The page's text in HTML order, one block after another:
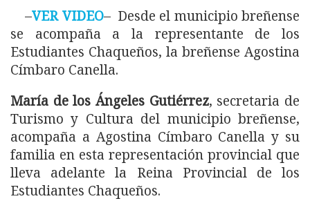
–VER VIDEO– Desde el municipio breñense
se acompaña a la representante de los
Estudiantes Chaqueños, la breñense Agostina
Címbaro Canella.
María de los Ángeles Gutiérrez, secretaria de
Turismo y Cultura del municipio breñense,
acompaña a Agostina Címbaro Canella y su
familia en esta representación provincial que
lleva adelante la Reina Provincial de los
Estudiantes Chaqueños.